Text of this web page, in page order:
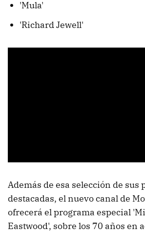
'Mula'
'Richard Jewell'
Además de esa selección de sus
destacadas, el nuevo canal de
ofrecerá el programa especial
Eastwood', sobre los 70 años en